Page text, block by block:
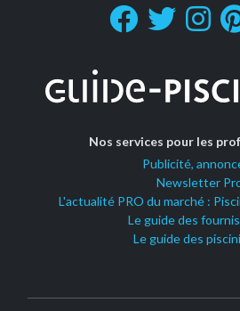
Nos services pour les
Publicité,
Newsletter
L'actualité PRO du marché :
Le guide des
Le guide des